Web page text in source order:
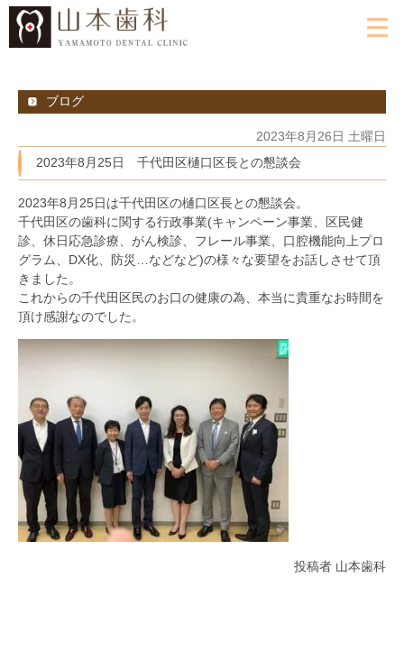
ブログ
2023年8月26日 土曜日
2023年8月25日 千代田区樋口区長との懇談会
2023年8月25日は千代田区の樋口区長との懇談会。
千代田区の歯科に関する行政事業(キャンペーン事業、区民健
診、休日応急診療、がん検診、フレール事業、口腔機能向上プロ
グラム、DX化、防災…などなど)の様々な要望をお話しさせて頂
きました。
これからの千代田区民のお口の健康の為、本当に貴重なお時間を
頂け感謝なのでした。
投稿者 山本歯科